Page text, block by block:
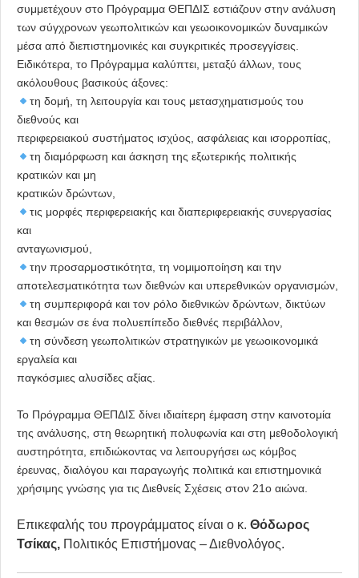
συμμετέχουν στο Πρόγραμμα ΘΕΠΔΙΣ εστιάζουν στην ανάλυση
των σύγχρονων γεωπολιτικών και γεωοικονομικών δυναμικών
μέσα από διεπιστημονικές και συγκριτικές προσεγγίσεις.
Ειδικότερα, το Πρόγραμμα καλύπτει, μεταξύ άλλων, τους
ακόλουθους βασικούς άξονες:
τη δομή, τη λειτουργία και τους μετασχηματισμούς του
διεθνούς και
περιφερειακού συστήματος ισχύος, ασφάλειας και ισορροπίας,
τη διαμόρφωση και άσκηση της εξωτερικής πολιτικής
κρατικών και μη
κρατικών δρώντων,
τις μορφές περιφερειακής και διαπεριφερειακής συνεργασίας
και
ανταγωνισμού,
την προσαρμοστικότητα, τη νομιμοποίηση και την
αποτελεσματικότητα των διεθνών και υπερεθνικών οργανισμών,
τη συμπεριφορά και τον ρόλο διεθνικών δρώντων, δικτύων
και θεσμών σε ένα πολυεπίπεδο διεθνές περιβάλλον,
τη σύνδεση γεωπολιτικών στρατηγικών με γεωοικονομικά
εργαλεία και
παγκόσμιες αλυσίδες αξίας.
Το Πρόγραμμα ΘΕΠΔΙΣ δίνει ιδιαίτερη έμφαση στην καινοτομία
της ανάλυσης, στη θεωρητική πολυφωνία και στη μεθοδολογική
αυστηρότητα, επιδιώκοντας να λειτουργήσει ως κόμβος
έρευνας, διαλόγου και παραγωγής πολιτικά και επιστημονικά
χρήσιμης γνώσης για τις Διεθνείς Σχέσεις στον 21ο αιώνα.
Επικεφαλής του προγράμματος είναι ο κ. Θόδωρος
Τσίκας, Πολιτικός Επιστήμονας – Διεθνολόγος.